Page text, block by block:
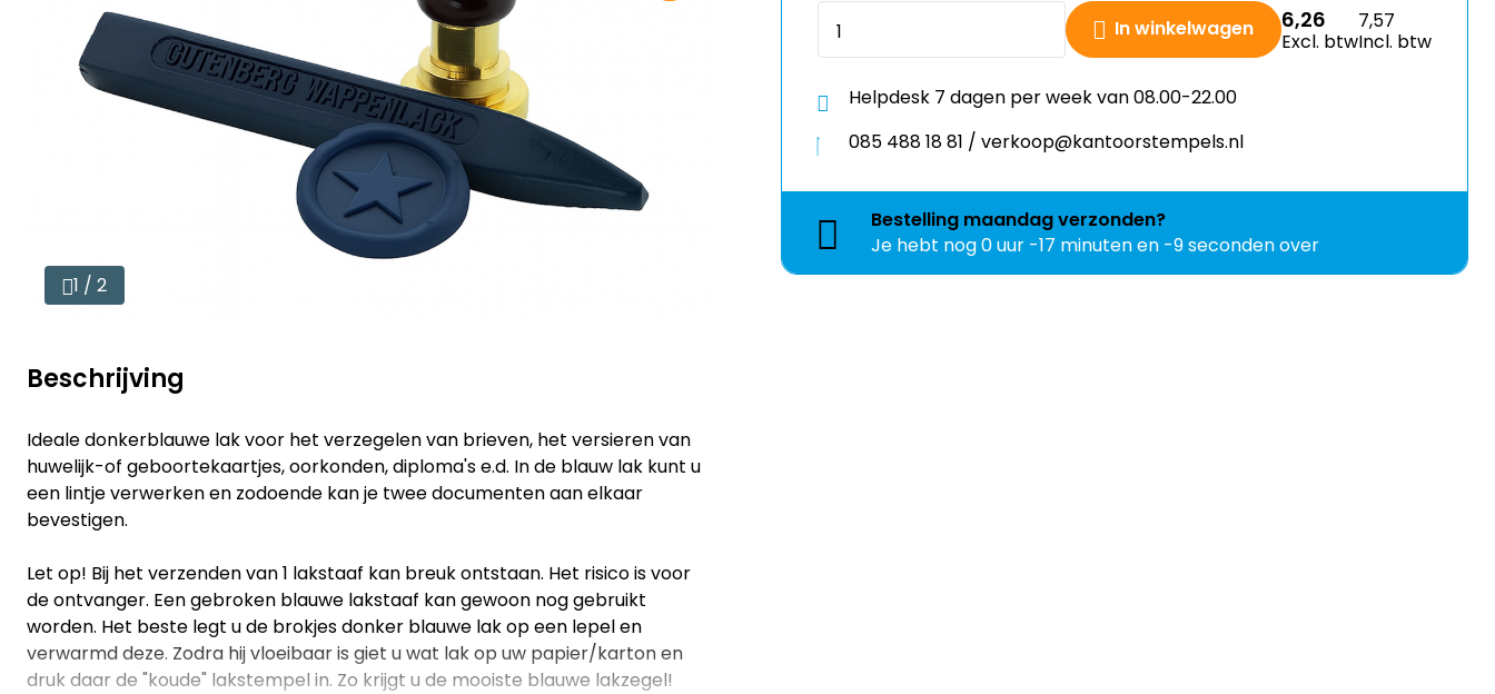
1 / 2
Beschrijving
Ideale donkerblauwe lak voor het verzegelen van brieven, het versieren van
huwelijk-of geboortekaartjes, oorkonden, diploma's e.d. In de blauw lak kunt u
een lintje verwerken en zodoende kan je twee documenten aan elkaar
bevestigen.
Let op! Bij het verzenden van 1 lakstaaf kan breuk ontstaan. Het risico is voor
de ontvanger. Een gebroken blauwe lakstaaf kan gewoon nog gebruikt
worden. Het beste legt u de brokjes donker blauwe lak op een lepel en
verwarmd deze. Zodra hij vloeibaar is giet u wat lak op uw papier/karton en
druk daar de "koude" lakstempel in. Zo krijgt u de mooiste blauwe lakzegel!
In winkelwagen 6,26
Excl. btw
7,57
Incl. btw
Helpdesk 7 dagen per week van 08.00-22.00
085 488 18 81 / verkoop@kantoorstempels.nl
Bestelling maandagverzonden?
Je hebt nog0 uur -17 minuten en -10 seconden over